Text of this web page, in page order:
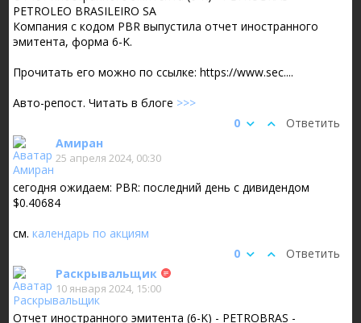
PETROLEO BRASILEIRO SA
Компания с кодом PBR выпустила отчет иностранного
эмитента, форма 6-K.
Прочитать его можно по ссылке: https://www.sec....
Авто-репост. Читать в блоге >>>
Ответить
0
Амиран
25 апреля 2024, 00:30
сегодня ожидаем: PBR: последний день с дивидендом
$0.40684
см.календарь по акциям
Ответить
0
Раскрывальщик
10 января 2024, 15:00
Отчет иностранного эмитента (6-K) - PETROBRAS -